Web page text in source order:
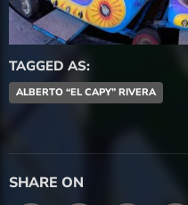
TAGGED AS:
ALBERTO “EL CAPY” RIVERA
SHARE ON